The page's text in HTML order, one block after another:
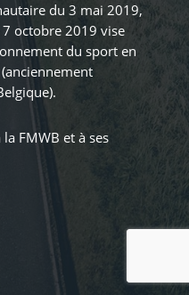
du 3 mai 2019,
octobre 2019 vise
du sport en
FMWB et à ses